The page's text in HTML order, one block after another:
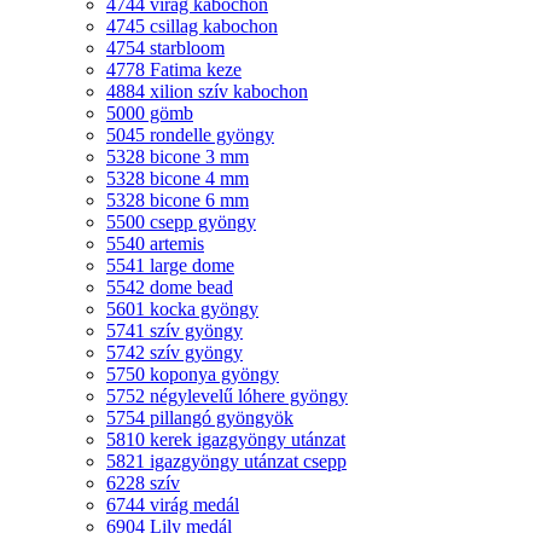
4744 virág kabochon
4745 csillag kabochon
4754 starbloom
4778 Fatima keze
4884 xilion szív kabochon
5000 gömb
5045 rondelle gyöngy
5328 bicone 3 mm
5328 bicone 4 mm
5328 bicone 6 mm
5500 csepp gyöngy
5540 artemis
5541 large dome
5542 dome bead
5601 kocka gyöngy
5741 szív gyöngy
5742 szív gyöngy
5750 koponya gyöngy
5752 négylevelű lóhere gyöngy
5754 pillangó gyöngyök
5810 kerek igazgyöngy utánzat
5821 igazgyöngy utánzat csepp
6228 szív
6744 virág medál
6904 Lily medál